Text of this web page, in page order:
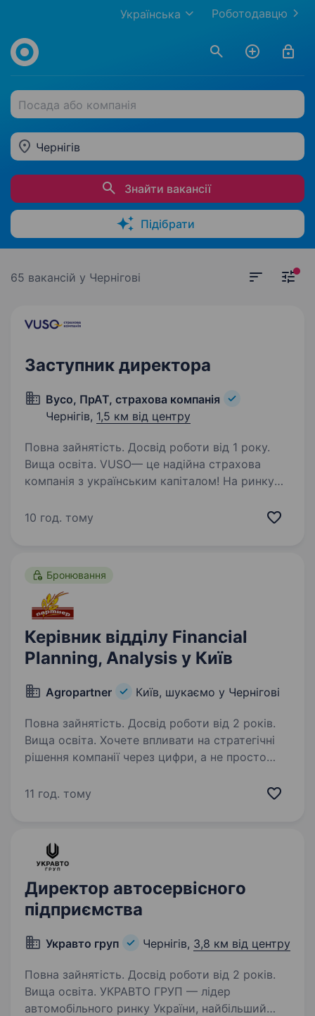
Роботодавцю
Українська
Посада або компанія
Чернігів
Знайти вакансії
Підібрати
65 вакансій у Чернігові
Заступник директора
Вусо, ПрАТ, страхова компанія
Чернігів, 1,5 км від центру
Повна зайнятість. Досвід роботи від 1 року.
Вища освіта. VUSO— це надійна страхова
компанія з українським капіталом! На ринку
рух та мислення в одному напрямку!
10 год. тому
Бронювання
Керівник відділу Financial
Planning, Analysis у Київ
Agropartner Київ, шукаємо у Чернігові
Повна зайнятість. Досвід роботи від 2 років.
Вища освіта. Хочете впливати на стратегічні
рішення компанії через цифри, а не просто
FP&A (Financial Planning & Analysis), який
11 год. тому
Директор автосервісного
підприємства
Укравто груп Чернігів, 3,8 км від центру
Повна зайнятість. Досвід роботи від 2 років.
Вища освіта. УКРАВТО ГРУП — лідер
автомобільного ринку України, найбільший